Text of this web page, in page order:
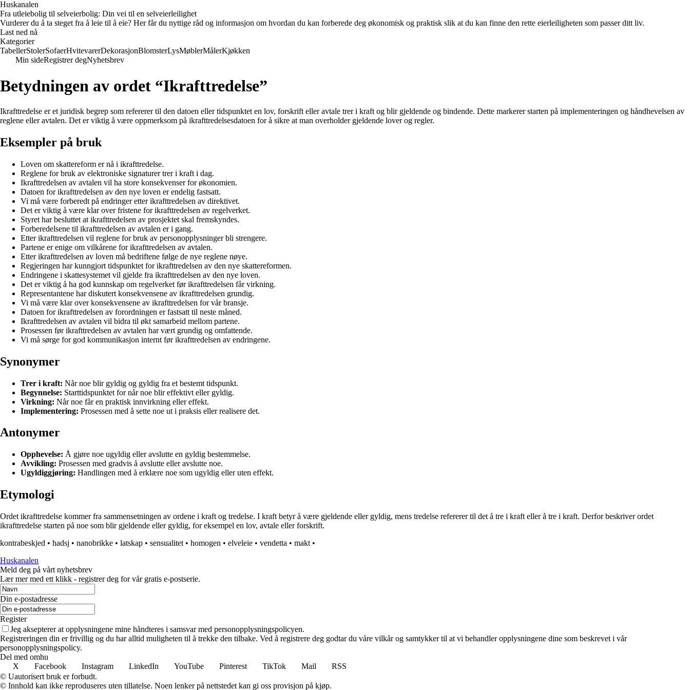
Huskanalen
Fra utleiebolig til selveierbolig: Din vei til en selveierleilighet
Vurderer du å ta steget fra å leie til å eie? Her får du nyttige råd og informasjon om hvordan du kan forberede deg økonomisk og praktisk slik at du kan finne den rette eierleiligheten som passer ditt liv.
Last ned nå
Kategorier
TabellerStolerSofaerHvitevarerDekorasjonBlomsterLysMøblerMålerKjøkken
Min sideRegistrer degNyhetsbrev
Betydningen av ordet “Ikrafttredelse”
Ikrafttredelse er et juridisk begrep som refererer til den datoen eller tidspunktet en lov, forskrift eller avtale trer i kraft og blir gjeldende og bindende. Dette markerer starten på implementeringen og håndhevelsen av
reglene eller avtalen. Det er viktig å være oppmerksom på ikrafttredelsesdatoen for å sikre at man overholder gjeldende lover og regler.
Eksempler på bruk
Loven om skattereform er nå i ikrafttredelse.
Reglene for bruk av elektroniske signaturer trer i kraft i dag.
Ikrafttredelsen av avtalen vil ha store konsekvenser for økonomien.
Datoen for ikrafttredelsen av den nye loven er endelig fastsatt.
Vi må være forberedt på endringer etter ikrafttredelsen av direktivet.
Det er viktig å være klar over fristene for ikrafttredelsen av regelverket.
Styret har besluttet at ikrafttredelsen av prosjektet skal fremskyndes.
Forberedelsene til ikrafttredelsen av avtalen er i gang.
Etter ikrafttredelsen vil reglene for bruk av personopplysninger bli strengere.
Partene er enige om vilkårene for ikrafttredelsen av avtalen.
Etter ikrafttredelsen av loven må bedriftene følge de nye reglene nøye.
Regjeringen har kunngjort tidspunktet for ikrafttredelsen av den nye skattereformen.
Endringene i skattesystemet vil gjelde fra ikrafttredelsen av den nye loven.
Det er viktig å ha god kunnskap om regelverket før ikrafttredelsen får virkning.
Representantene har diskutert konsekvensene av ikrafttredelsen grundig.
Vi må være klar over konsekvensene av ikrafttredelsen for vår bransje.
Datoen for ikrafttredelsen av forordningen er fastsatt til neste måned.
Ikrafttredelsen av avtalen vil bidra til økt samarbeid mellom partene.
Prosessen før ikrafttredelsen av avtalen har vært grundig og omfattende.
Vi må sørge for god kommunikasjon internt før ikrafttredelsen av endringene.
Synonymer
Trer i kraft: Når noe blir gyldig og gyldig fra et bestemt tidspunkt.
Begynnelse: Starttidspunktet for når noe blir effektivt eller gyldig.
Virkning: Når noe får en praktisk innvirkning eller effekt.
Implementering: Prosessen med å sette noe ut i praksis eller realisere det.
Antonymer
Opphevelse: Å gjøre noe ugyldig eller avslutte en gyldig bestemmelse.
Avvikling: Prosessen med gradvis å avslutte eller avslutte noe.
Ugyldiggjøring: Handlingen med å erklære noe som ugyldig eller uten effekt.
Etymologi
Ordet ikrafttredelse kommer fra sammensetningen av ordene i kraft og tredelse. I kraft betyr å være gjeldende eller gyldig, mens tredelse refererer til det å tre i kraft eller å tre i kraft. Derfor beskriver ordet
ikrafttredelse starten på noe som blir gjeldende eller gyldig, for eksempel en lov, avtale eller forskrift.
kontrabeskjed • hadsj • nanobrikke • latskap • sensualitet • homogen • elveleie • vendetta • makt •
Huskanalen
Meld deg på vårt nyhetsbrev
Lær mer med ett klikk - registrer deg for vår gratis e-postserie.
Din e-postadresse
Register
Jeg aksepterer at opplysningene mine håndteres i samsvar med personopplysningspolicyen.
Registreringen din er frivillig og du har alltid muligheten til å trekke den tilbake. Ved å registrere deg godtar du våre vilkår og samtykker til at vi behandler opplysningene dine som beskrevet i vår
personopplysningspolicy.
Del med omhu
X
Facebook Instagram LinkedIn YouTube Pinterest TikTok Mail
RSS
© Uautorisert bruk er forbudt.
© Innhold kan ikke reproduseres uten tillatelse. Noen lenker på nettstedet kan gi oss provisjon på kjøp.